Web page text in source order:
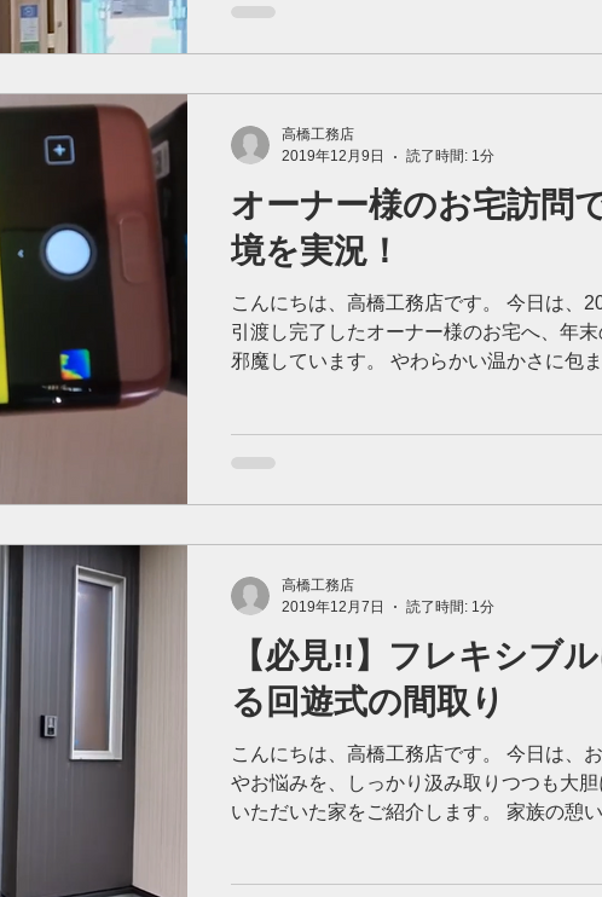
オーナー様のお宅訪問
境を実況！
こんにちは、高橋工務店です。 今日は、
引渡し完了したオーナー様のお宅へ、年
邪魔しています。 やわらかい温かさに包
高橋工務店
2019年12月9日
読了時間: 1分
【必見!!】フレキシブ
る回遊式の間取り
こんにちは、高橋工務店です。 今日は、
やお悩みを、しっかり汲み取りつつも大
いただいた家をご紹介します。 家族の憩
高橋工務店
2019年12月7日
読了時間: 1分